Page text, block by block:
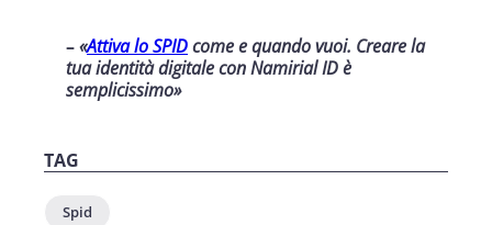
–«Attiva lo SPIDcome e quando vuoi. Creare la
tua identità digitale con Namirial ID è
semplicissimo»
TAG
Spid